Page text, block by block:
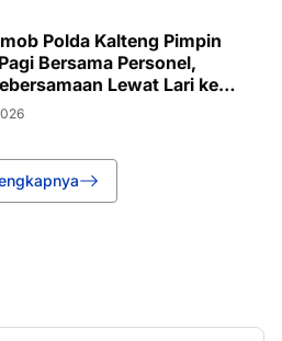
Polda Kalteng Pimpin
Bersama Personel,
Lewat Lari ke